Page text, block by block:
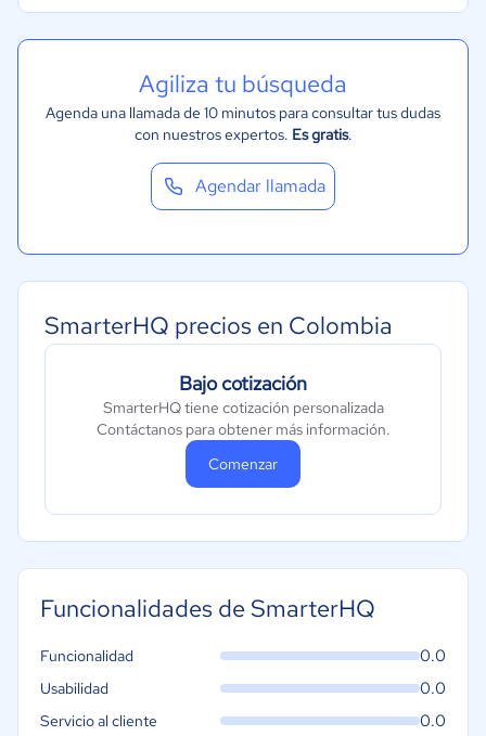
Agiliza tu búsqueda
Agenda una llamada de 10 minutos para consultar tus dudas
con nuestros expertos. Es gratis.
Agendar llamada
SmarterHQ precios en Colombia
Bajo cotización
SmarterHQ tiene cotización personalizada
Contáctanos para obtener más información.
Comenzar
Funcionalidades de SmarterHQ
Funcionalidad 0.0
Usabilidad 0.0
Servicio al cliente 0.0